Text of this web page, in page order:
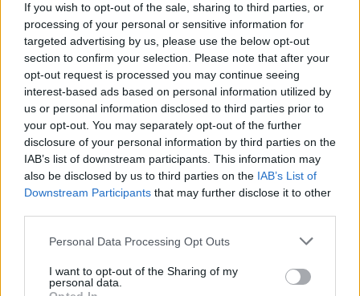
If you wish to opt-out of the sale, sharing to third parties, or
processing of your personal or sensitive information for
targeted advertising by us, please use the below opt-out
section to confirm your selection. Please note that after your
opt-out request is processed you may continue seeing
interest-based ads based on personal information utilized by
us or personal information disclosed to third parties prior to
your opt-out. You may separately opt-out of the further
disclosure of your personal information by third parties on the
IAB’s list of downstream participants. This information may
also be disclosed by us to third parties on the IAB’s List of
Downstream Participants that may further disclose it to other
Please note that this website/app uses one or more Google
not limited to your visit or usage behaviour. You may click to
grant or deny consent to Google and its third-party tags to
Personal Data Processing Opt Outs
I want to opt-out of the Sharing of my
personal data.
Épül a Dóm téri szabadtéri színpad
mtothorsi•2020. július 16.
Megkezdődött a Szegedi Szabadtéri Játékok Dóm
téri játszóhelyének építése. A fesztivál ikonikus
helyszínének számító téren elsőként ...